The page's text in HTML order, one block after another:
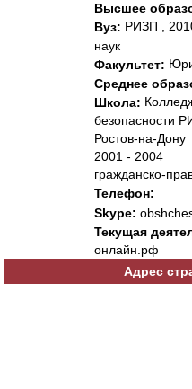
Высшее
Вуз: РИЗП ,
наук
Факультет:
Среднее
Школа:
безопасности
Ростов-на-Дону
2001 - 2004
гражданско-
Телефон:
Skype:
Текущая
онлайн.рф
Адрес